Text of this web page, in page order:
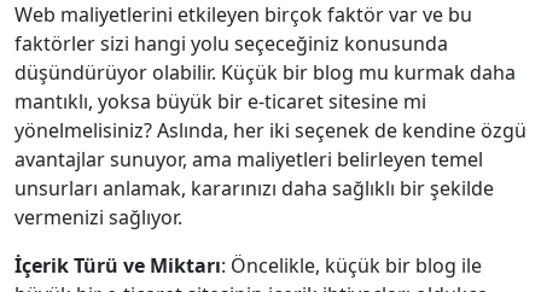
Web maliyetlerini etkileyen birçok faktör var ve bu
faktörler sizi hangi yolu seçeceğiniz konusunda
düşündürüyor olabilir. Küçük bir blog mu kurmak daha
mantıklı, yoksa büyük bir e-ticaret sitesine mi
yönelmelisiniz? Aslında, her iki seçenek de kendine özgü
avantajlar sunuyor, ama maliyetleri belirleyen temel
unsurları anlamak, kararınızı daha sağlıklı bir şekilde
vermenizi sağlıyor.
İçerik Türü ve Miktarı: Öncelikle, küçük bir blog ile